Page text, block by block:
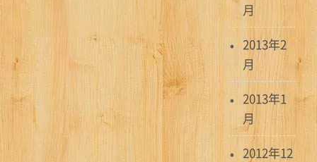
月
2013年2
月
2013年1
月
2012年12